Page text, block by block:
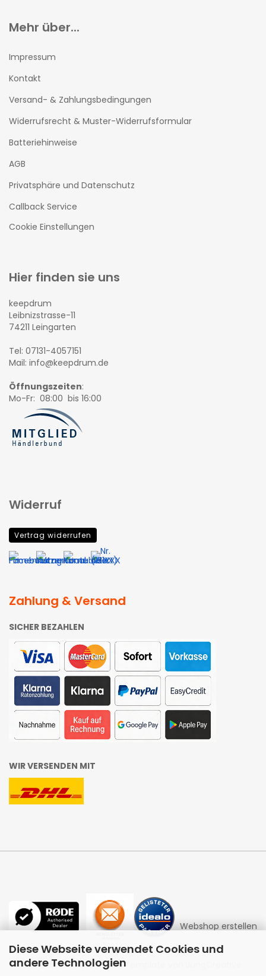
Diese Webseite verwendet Cookies und
andere Technologien
Mehr über...
Impressum
Kontakt
Versand- & Zahlungsbedingungen
Widerrufsrecht & Muster-Widerrufsformular
Batteriehinweise
AGB
Privatsphäre und Datenschutz
Callback Service
Cookie Einstellungen
Hier finden sie uns
keepdrum
Leibnizstrasse-11
74211 Leingarten
Tel: 07131-4057151
Mail: info@keepdrum.de
Öffnungszeiten:
Mo-Fr: 08:00 bis 16:00
Widerruf
Vertrag widerrufen
Zahlung & Versand
SICHER BEZAHLEN
WIR VERSENDEN MIT
Webshop erstellen
mit Gambio.de © 2026 | Template von